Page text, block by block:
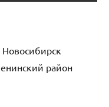
Новосибирск
район